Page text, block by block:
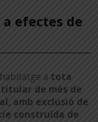
efectes de
a tota
de més de
amb exclusió de
construïda de